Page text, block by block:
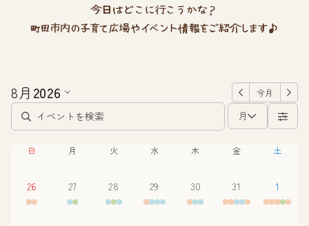
8月 2026 今月
月
日 月 火 水 木 金 土
26 27 28 29 30 31 1